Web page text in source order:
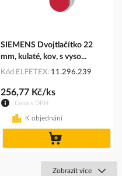
SIEMENS Dvojtlačítko 22
mm, kulaté, kov, s vyso...
Kód ELFETEX 11.296.239
Cena s DPH
256,77 Kč/ks
K objednání
Zobrazit více